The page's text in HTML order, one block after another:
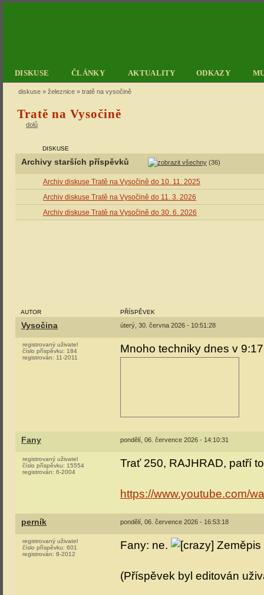
DISKUSE ČLÁNKY AKTUALITY ODKAZY
diskuse » železnice » tratě na vysočině
Tratě na Vysočině
dolů
DISKUSE
Archivy starších příspěvků (36)
Archiv diskuse Tratě na Vysočině do 10. 11. 2025
Archiv diskuse Tratě na Vysočině do 11. 3. 2026
Archiv diskuse Tratě na Vysočině do 30. 6. 2026
AUTOR PŘÍSPĚVEK
Vysočina úterý, 30. června 2026 - 10:51:28
registrovaný uživatel
číslo příspěvku: 184
registrován: 11-2011
Mnoho techniky dnes v
Fany pondělí, 06. července 2026 - 14:10:31
registrovaný uživatel
číslo příspěvku: 15554
registrován: 6-2004
Trať 250, RAJHRAD, patří
https://www.youtube.com/
perník pondělí, 06. července 2026 - 16:53:18
registrovaný uživatel
číslo příspěvku: 601
registrován: 8-2012
Fany: ne. Zeměpis
(Příspěvek byl editován